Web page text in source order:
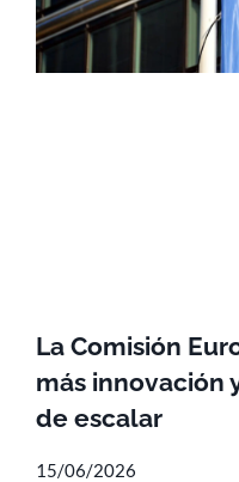
La Comisión
más innovación
de escalar
15/06/2026